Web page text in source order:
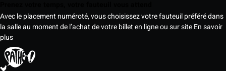
Avec le placement numéroté, vous choisissez votre fauteuil préféré dans
la salle au moment de l’achat de votre billet en ligne ou sur siteEn savoir
plus